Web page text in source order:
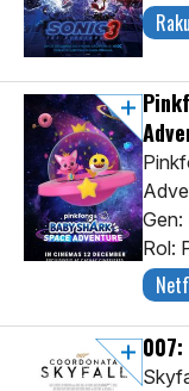
Gen:
Rol: